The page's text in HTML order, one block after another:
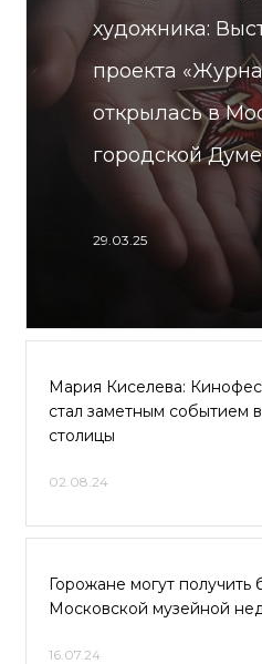
художника:
проекта
открылась в
городской Думе
29.03.25
Мария Киселева:
стал заметным событием
столицы
02.08.24
Горожане могут получить
Московской музейной
16.07.24